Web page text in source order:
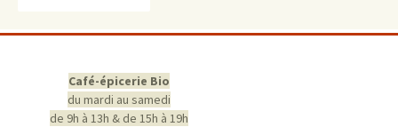
Café-épicerie Bio
du mardi au samedi
de 9h à 13h & de 15h à 19h